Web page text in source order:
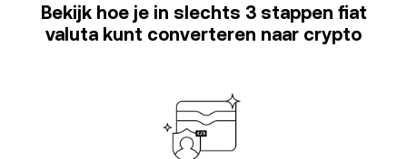
Bekijk hoe je in slechts 3 stappen fiat
valuta kunt converteren naar crypto